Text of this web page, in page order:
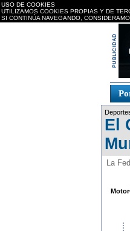
USO DE COOKIES
UTILIZAMOS COOKIES PROPIAS Y DE
SI CONTINÚA NAVEGANDO,
El
La